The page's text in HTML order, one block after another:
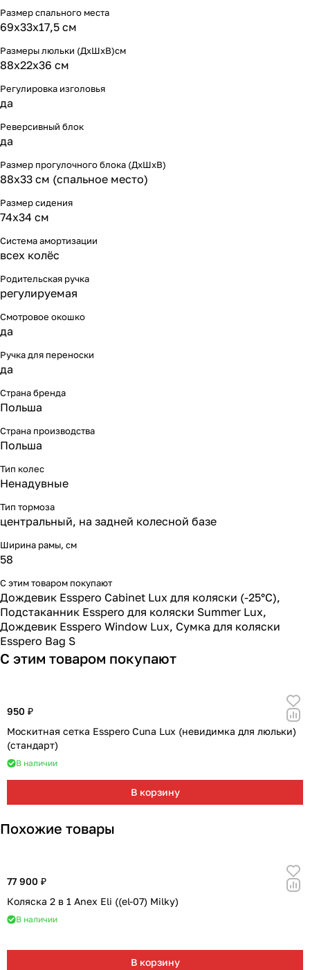
Размер спального места
69х33х17,5 см
Размеры люльки (ДхШхВ)см
88х22х36 см
Регулировка изголовья
да
Реверсивный блок
да
Размер прогулочного блока (ДхШхВ)
88х33 см (спальное место)
Размер сидения
74х34 см
Система амортизации
всех колёс
Родительская ручка
регулируемая
Смотровое окошко
да
Ручка для переноски
да
Страна бренда
Польша
Страна производства
Польша
Тип колес
Ненадувные
Тип тормоза
центральный, на задней колесной базе
Ширина рамы, см
58
С этим товаром покупают
Дождевик Esspero Cabinet Lux для коляски (-25°С),
Подстаканник Esspero для коляски Summer Lux,
Дождевик Esspero Window Lux, Сумка для коляски
Esspero Bag S
С этим товаром покупают
950 ₽
Москитная сетка Esspero Cuna Lux (невидимка для люльки)
(стандарт)
В наличии
В корзину
Похожие товары
77 900 ₽
Коляска 2 в 1 Anex Eli ((el-07) Milky)
В наличии
В корзину